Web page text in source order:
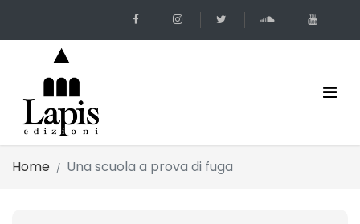
Home Una scuola a prova di fuga